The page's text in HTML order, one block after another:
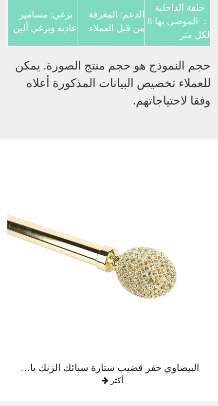
حلقة الداخلية
： الموصى بها 8
لكل متر
الدعم: المعرفة
من قبل العملاء
برغي: مسامير
عادية وبرغي ألين
حجم النموذج هو حجم منتج الصورة. يمكن
للعملاء تخصيص البيانات المذكورة أعلاه
وفقا لاحتياجاتهم.
البيضاوي حفر قضيب ستارة سبائك الزنك بالكامل
أكثر